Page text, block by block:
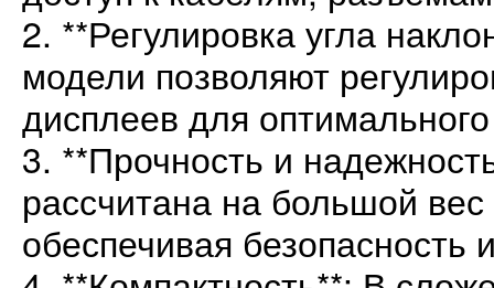
2. **Регулировка угла
модели позволяют
дисплеев для
3. **Прочность и
рассчитана на большой
обеспечивая безопасность